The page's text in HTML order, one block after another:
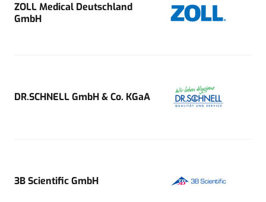
ZOLL Medical Deutschland
GmbH
DR.SCHNELL GmbH & Co. KGaA
3B Scientific GmbH